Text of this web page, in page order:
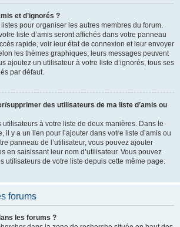
et d’ignorés ?
pour organiser les autres membres du forum.
liste d’amis seront affichés dans votre panneau
rapide, voir leur état de connexion et leur envoyer
les thèmes graphiques, leurs messages peuvent
ajoutez un utilisateur à votre liste d’ignorés, tous ses
par défaut.
supprimer des utilisateurs de ma liste d’amis ou
utilisateurs à votre liste de deux manières. Dans le
il y a un lien pour l’ajouter dans votre liste d’amis ou
panneau de l’utilisateur, vous pouvez ajouter
en saisissant leur nom d’utilisateur. Vous pouvez
utilisateurs de votre liste depuis cette même page.
forums
les forums ?